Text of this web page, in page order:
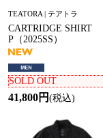
TEATORA | テアトラ
CARTRIDGE SHIRT
P（2025SS）
SOLD OUT
41,800円 (税込)